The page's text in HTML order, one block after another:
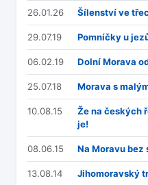
26.01.26 Šílenství ve
29.07.19 Pomníčky u
06.02.19 Dolní Morava
25.07.18 Morava s
10.08.15
Že na českých
je!
08.06.15 Na Moravu bez
13.08.14 Jihomoravský